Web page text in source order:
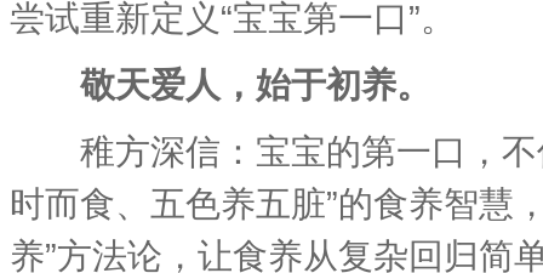
尝试重新定义“宝宝第一口”。
敬天爱人，始于初养。
稚方深信：宝宝的第一口，不
时而食、五色养五脏”的食养智慧
养”方法论，让食养从复杂回归简